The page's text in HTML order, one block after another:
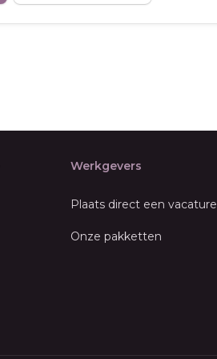
Werkgevers
Plaats direct een vacature
Onze pakketten